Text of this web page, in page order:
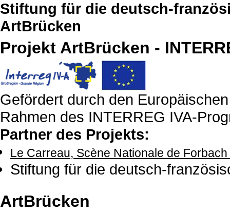
Stiftung für die deutsch-
ArtBrücken
Projekt ArtBrücken -
Gefördert durch den
Rahmen des INTERREG IVA-
Partner des Projekts:
Le Carreau, Scène Nationale de Forbach
Stiftung für die deutsch-
ArtBrücken